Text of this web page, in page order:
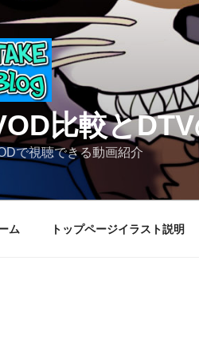
比較と
で視聴できる動画紹介
ム トップページイラスト説明